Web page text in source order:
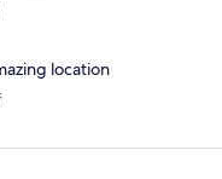
location